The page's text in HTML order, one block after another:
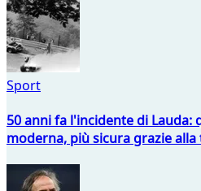
Sport
50 anni fa l'incidente di Lauda:
moderna, più sicura grazie alla